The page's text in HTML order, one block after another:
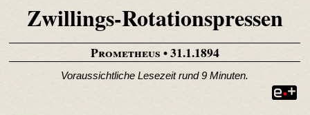
Zwillings-Rotationspressen
Prometheus• 31.1.1894
Voraussichtliche Lesezeit rund 9 Minuten.